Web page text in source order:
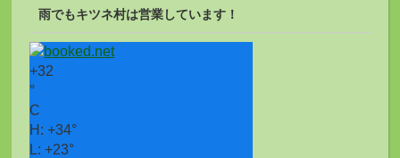
雨でもキツネ村は営業しています！
+32
°
C
H:+34°
L:+23°